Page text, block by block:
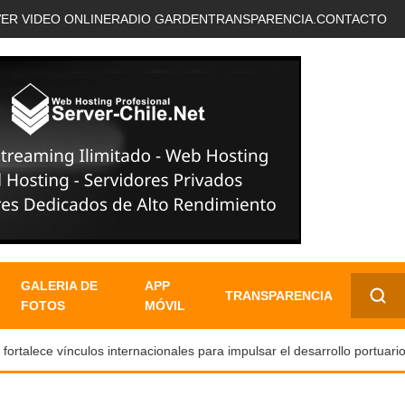
VIDEO ONLINERADIO GARDENTRANSPARENCIA. CONTACTO
GALERIA DE
FOTOS
APP
MÓVIL
TRANSPARENCIA
✕
vínculos internacionales para impulsar el desarrollo portuario y